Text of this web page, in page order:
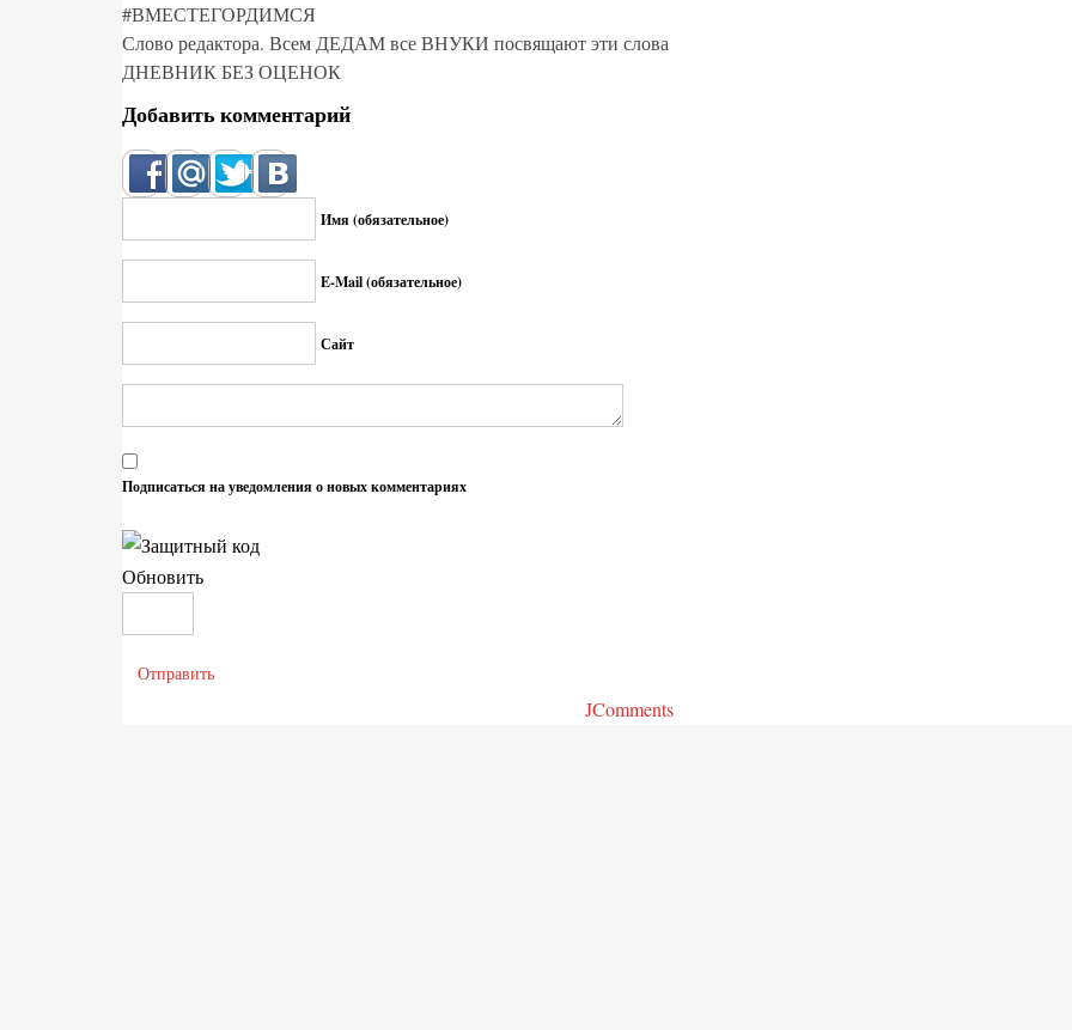
#ВМЕСТЕГОРДИМСЯ
Слово редактора. Всем ДЕДАМ все ВНУКИ посвящают эти слова
ДНЕВНИК БЕЗ ОЦЕНОК
Добавить комментарий
Имя (обязательное)
E-Mail (обязательное)
Сайт
Подписаться на уведомления о новых комментариях
Обновить
Отправить
JComments